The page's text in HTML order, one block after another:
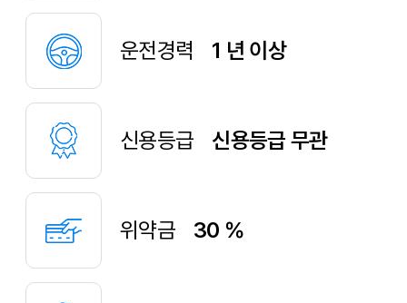
운전경력 1 년 이상
신용등급 신용등급 무관
위약금 30 %